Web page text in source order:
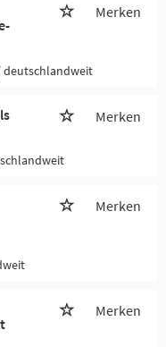
Merken
deutschlandweit
Merken
Merken
Merken